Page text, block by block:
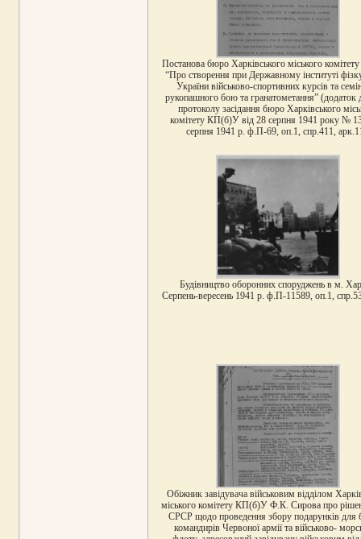
Постанова бюро Харківського міського
“Про створення при Державному інституті
України військово-спортивних курсів та
рукопашного бою та гранатометання” (додаток
протоколу засідання бюро Харківського
комітету КП(б)У від 28 серпня 1941 року №
серпня 1941 р. ф.П-69, оп.1, спр.411,
Будівництво оборонних споруджень в м.
Серпень-вересень 1941 р. ф.П-11589, оп.1,
Обіжник завідувача військовим відділом
міського комітету КП(б)У Ф.К. Сирова про
СРСР щодо проведення збору подарунків для
командирів Червоної армії та військово-